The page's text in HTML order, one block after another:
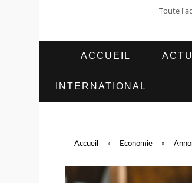
Toute
ACCUEIL
INTERNATIONAL
Accueil » Economie »